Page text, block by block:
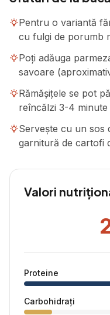
Pentru o variantă
cu fulgi de porumb
Poți adăuga
savoare
Rămășițele se pot
reîncălzi 3-4
Servește cu un sos
garnitură de cartofi
Valori
Proteine
Carbohidrați